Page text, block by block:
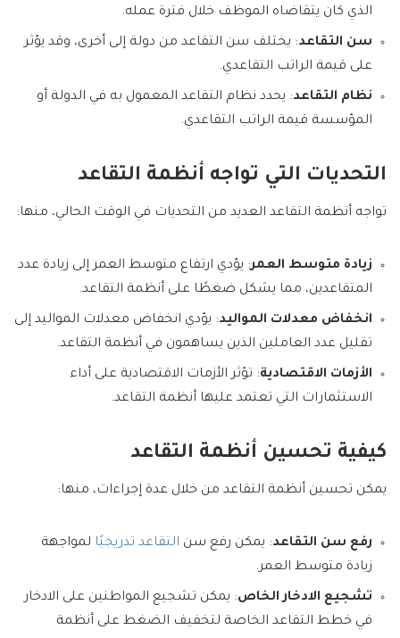
الذي كان يتقاضاه الموظف خلال فترة عمله.
سن التقاعد: يختلف سن التقاعد من دولة إلى أخرى، وقد يؤثر
على قيمة الراتب التقاعدي.
نظام التقاعد: يحدد نظام التقاعد المعمول به في الدولة أو
المؤسسة قيمة الراتب التقاعدي.
التحديات التي تواجه أنظمة التقاعد
تواجه أنظمة التقاعد العديد من التحديات في الوقت الحالي، منها:
زيادة متوسط العمر: يؤدي ارتفاع متوسط العمر إلى زيادة عدد
المتقاعدين، مما يشكل ضغطًا على أنظمة التقاعد.
انخفاض معدلات المواليد: يؤدي انخفاض معدلات المواليد إلى
تقليل عدد العاملين الذين يساهمون في أنظمة التقاعد.
الأزمات الاقتصادية: تؤثر الأزمات الاقتصادية على أداء
الاستثمارات التي تعتمد عليها أنظمة التقاعد.
كيفية تحسين أنظمة التقاعد
يمكن تحسين أنظمة التقاعد من خلال عدة إجراءات، منها:
رفع سن التقاعد: يمكن رفع سن التقاعد تدريجيًا لمواجهة
زيادة متوسط العمر.
تشجيع الادخار الخاص: يمكن تشجيع المواطنين على الادخار
في خطط التقاعد الخاصة لتخفيف الضغط على أنظمة